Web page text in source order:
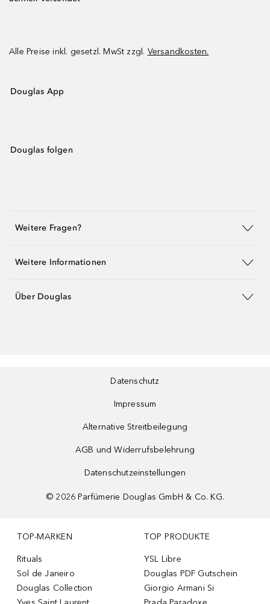
Alle Preise inkl. gesetzl. MwSt zzgl. Versandkosten.
Douglas App
Douglas folgen
Weitere Fragen?
Weitere Informationen
Über Douglas
Datenschutz
Impressum
Alternative Streitbeilegung
AGB und Widerrufsbelehrung
Datenschutzeinstellungen
© 2026 Parfümerie Douglas GmbH & Co. KG.
TOP-MARKEN
Rituals
Sol de Janeiro
Douglas Collection
TOP PRODUKTE
YSL Libre
Douglas PDF Gutschein
Giorgio Armani Si